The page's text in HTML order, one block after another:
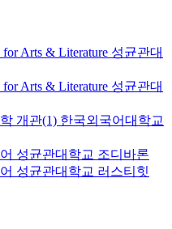
for Arts & Literature 성균관대
for Arts & Literature 성균관대
개관(1) 한국외국어대학교
성균관대학교 조디바론
성균관대학교 러스티힛